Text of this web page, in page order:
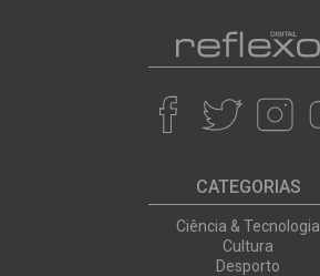
CATEGORIAS
Ciência & Tecnologia
Cultura
Desporto